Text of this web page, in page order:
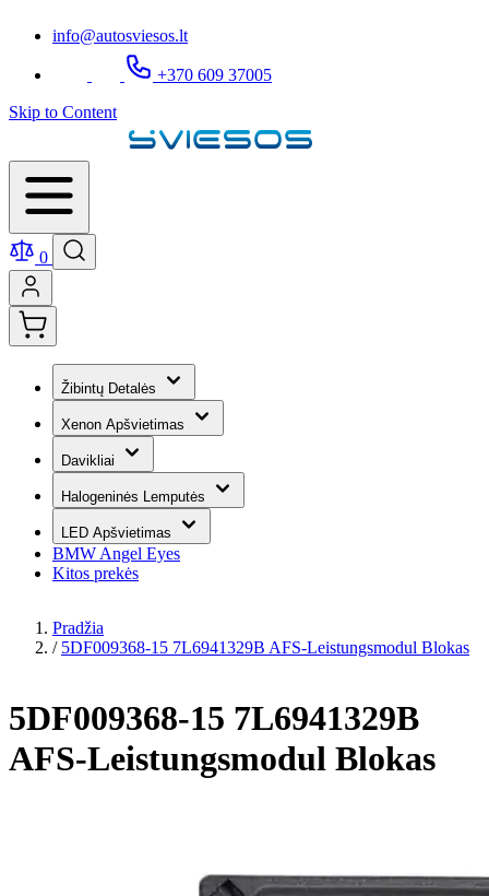
info@autosviesos.lt
+370 609 37005
Skip to Content
0
Žibintų Detalės
Xenon Apšvietimas
Davikliai
Halogeninės Lemputės
LED Apšvietimas
BMW Angel Eyes
Kitos prekės
Pradžia
/ 5DF009368-15 7L6941329B AFS-Leistungsmodul Blokas
5DF009368-15 7L6941329B
AFS-Leistungsmodul Blokas